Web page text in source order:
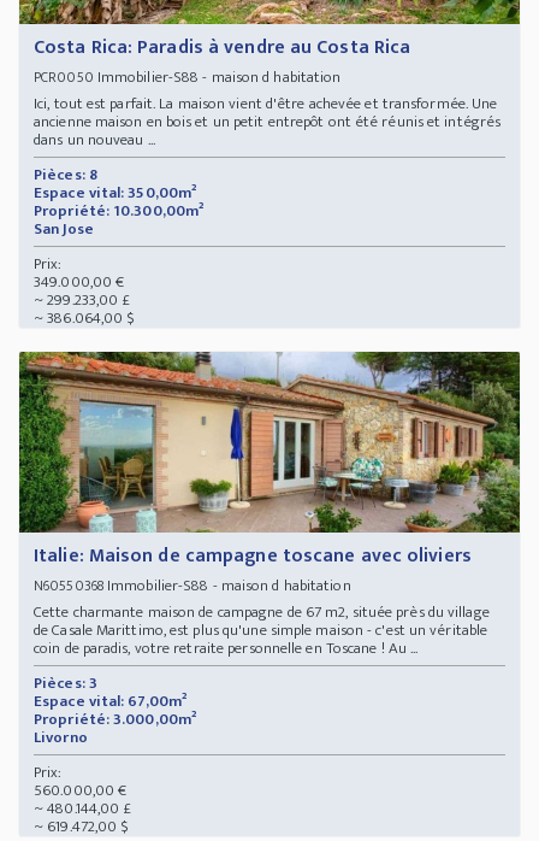
Costa Rica: Paradis à vendre au Costa Rica
PCR0050 Immobilier-S88 - maison d habitation
Ici, tout est parfait. La maison vient d'être achevée et transformée. Une
ancienne maison en bois et un petit entrepôt ont été réunis et intégrés
dans un nouveau ...
Pièces: 8
Espace vital: 350,00m²
Propriété: 10.300,00m²
San Jose
Prix:
349.000,00 €
~ 299.233,00 £
~ 386.064,00 $
Italie: Maison de campagne toscane avec oliviers
N60550368Immobilier-S88 - maison d habitation
Cette charmante maison de campagne de 67 m2, située près du village
de Casale Marittimo, est plus qu'une simple maison - c'est un véritable
coin de paradis, votre retraite personnelle en Toscane ! Au ...
Pièces: 3
Espace vital: 67,00m²
Propriété: 3.000,00m²
Livorno
Prix:
560.000,00 €
~ 480.144,00 £
~ 619.472,00 $